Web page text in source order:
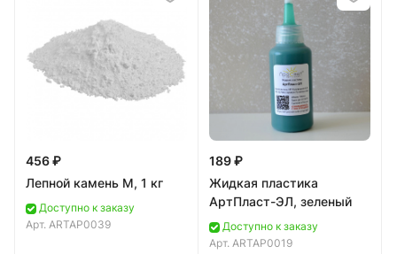
456 ₽
Лепной камень М, 1 кг
Доступно к заказу
Арт. ARTAP0039
189 ₽
Жидкая пластика
АртПласт-ЭЛ, зеленый
Доступно к заказу
Арт. ARTAP0019